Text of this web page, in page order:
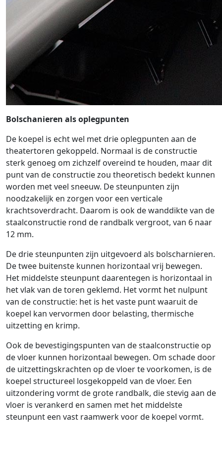
Bolschanieren als oplegpunten
De koepel is echt wel met drie oplegpunten aan de
theatertoren gekoppeld. Normaal is de constructie
sterk genoeg om zichzelf overeind te houden, maar dit
punt van de constructie zou theoretisch bedekt kunnen
worden met veel sneeuw. De steunpunten zijn
noodzakelijk en zorgen voor een verticale
krachtsoverdracht. Daarom is ook de wanddikte van de
staalconstructie rond de randbalk vergroot, van 6 naar
12 mm.
De drie steunpunten zijn uitgevoerd als bolscharnieren.
De twee buitenste kunnen horizontaal vrij bewegen.
Het middelste steunpunt daarentegen is horizontaal in
het vlak van de toren geklemd. Het vormt het nulpunt
van de constructie: het is het vaste punt waaruit de
koepel kan vervormen door belasting, thermische
uitzetting en krimp.
Ook de bevestigingspunten van de staalconstructie op
de vloer kunnen horizontaal bewegen. Om schade door
de uitzettingskrachten op de vloer te voorkomen, is de
koepel structureel losgekoppeld van de vloer. Een
uitzondering vormt de grote randbalk, die stevig aan de
vloer is verankerd en samen met het middelste
steunpunt een vast raamwerk voor de koepel vormt.